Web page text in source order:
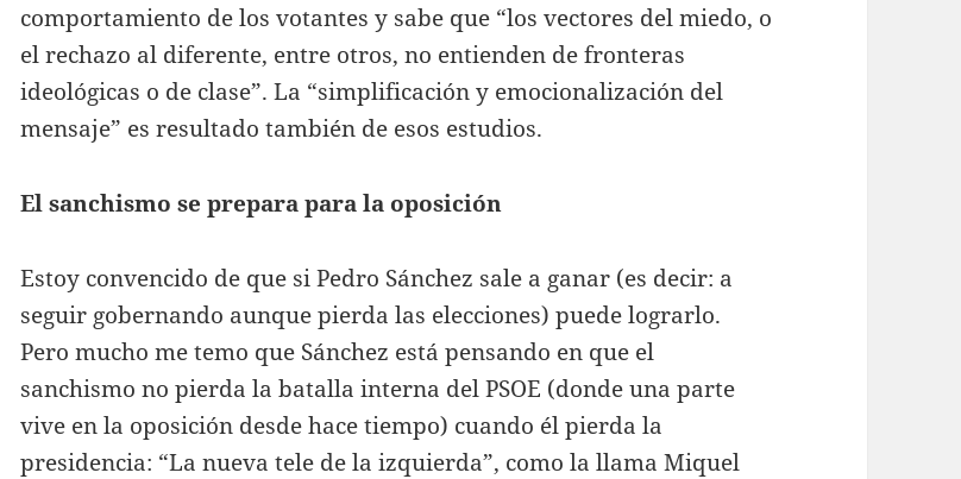
comportamiento de los votantes y sabe que “los vectores del miedo, o
el rechazo al diferente, entre otros, no entienden de fronteras
ideológicas o de clase”. La “simplificación y emocionalización del
mensaje” es resultado también de esos estudios.
El sanchismo se prepara para la oposición
Estoy convencido de que si Pedro Sánchez sale a ganar (es decir: a
seguir gobernando aunque pierda las elecciones) puede lograrlo.
Pero mucho me temo que Sánchez está pensando en que el
sanchismo no pierda la batalla interna del PSOE (donde una parte
vive en la oposición desde hace tiempo) cuando él pierda la
presidencia: “La nueva tele de la izquierda”, como la llama Miquel